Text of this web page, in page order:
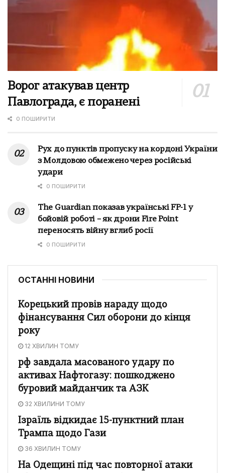
Ворог атакував центр
Павлограда, є поранені
0 ПОШИРИТИ
Рух до пунктів пропуску на кордоні України
з Молдовою обмежено через російські
удари
0 ПОШИРИТИ
The Guardian показав українські FP-1 у
бойовій роботі – як дрони Fire Point
переносять війну вглиб росії
0 ПОШИРИТИ
ОСТАННІ НОВИНИ
Корецький провів нараду щодо
фінансування Сил оборони до кінця
року
12 ХВИЛИН ТОМУ
рф завдала масованого удару по
активах Нафтогазу: пошкоджено
буровий майданчик та АЗК
32 ХВИЛИНИ ТОМУ
Ізраїль відкидає 15-пунктний план
Трампа щодо Гази
36 ХВИЛИН ТОМУ
На Одещині під час повторної атаки